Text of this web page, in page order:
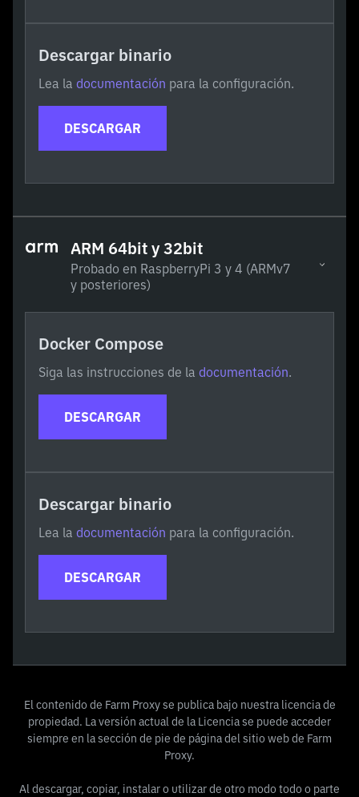
Descargar binario
Lea la documentación para la configuración.
DESCARGAR
ARM 64bit y 32bit
Probado en RaspberryPi 3 y 4 (ARMv7
y posteriores)
Docker Compose
Siga las instrucciones de la documentación.
DESCARGAR
Descargar binario
Lea la documentación para la configuración.
DESCARGAR
El contenido de Farm Proxy se publica bajo nuestra licenciade
propiedad. La versión actual de la Licencia se puede acceder
siempre en la sección de pie de página del sitio web de Farm
Proxy.
Al descargar, copiar, instalar o utilizar de otro modo todo o parte